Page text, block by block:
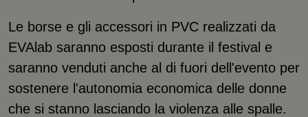
Le borse e gli accessori in PVC realizzati da
EVAlab saranno esposti durante il festival e
saranno venduti anche al di fuori dell'evento per
sostenere l'autonomia economica delle donne
che si stanno lasciando la violenza alle spalle.